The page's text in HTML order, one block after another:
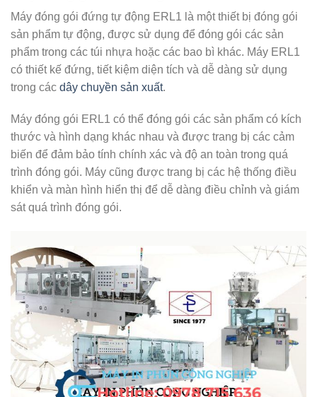
Máy đóng gói đứng tự động ERL1 là một thiết bị đóng gói
sản phẩm tự động, được sử dụng để đóng gói các sản
phẩm trong các túi nhựa hoặc các bao bì khác. Máy ERL1
có thiết kế đứng, tiết kiệm diện tích và dễ dàng sử dụng
trong các dây chuyền sản xuất.
Máy đóng gói ERL1 có thể đóng gói các sản phẩm có kích
thước và hình dạng khác nhau và được trang bị các cảm
biến để đảm bảo tính chính xác và độ an toàn trong quá
trình đóng gói. Máy cũng được trang bị các hệ thống điều
khiển và màn hình hiển thị để dễ dàng điều chỉnh và giám
sát quá trình đóng gói.